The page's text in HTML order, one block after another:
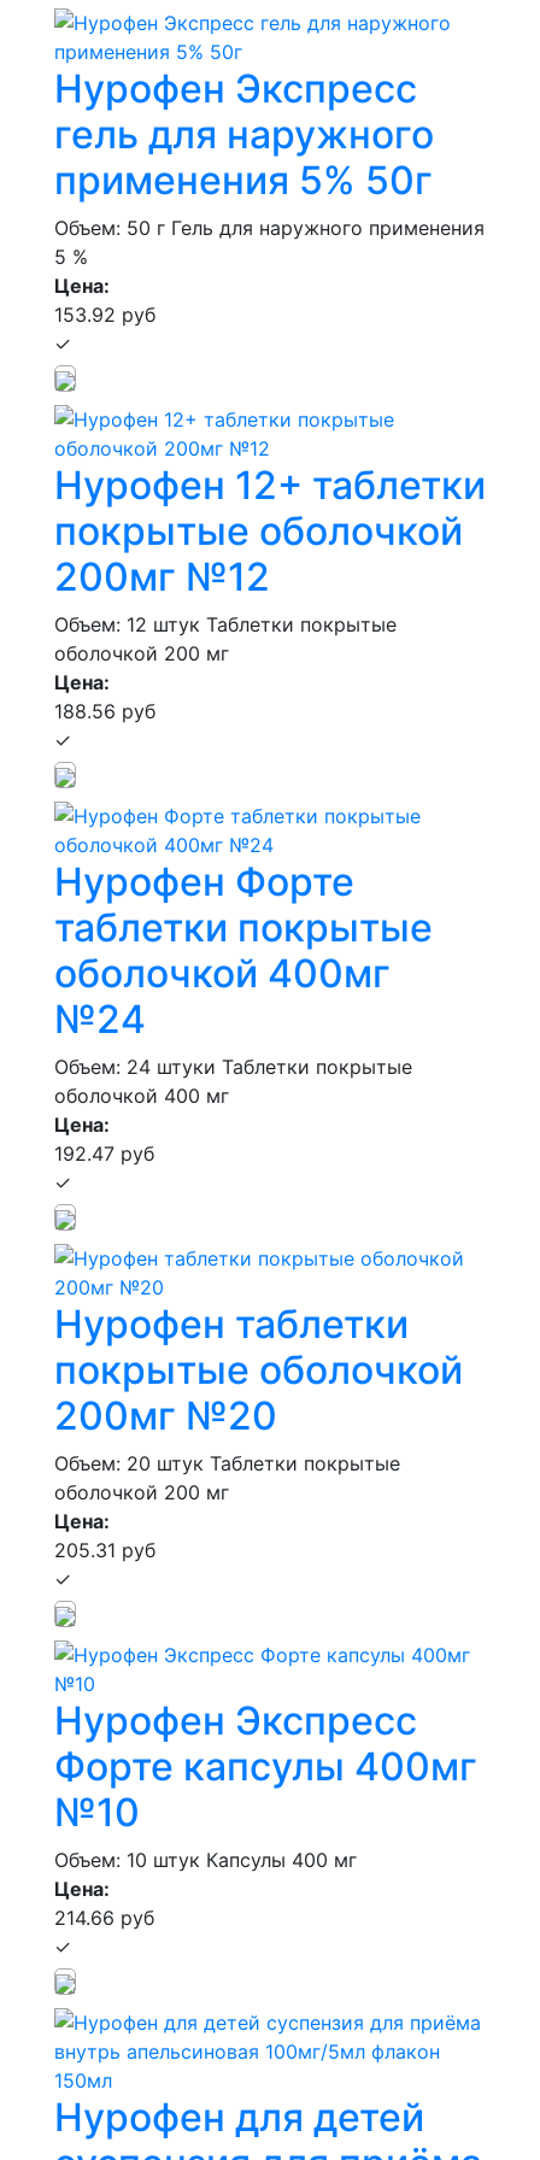
Нурофен Экспресс
гель для наружного
применения 5% 50г
Объем: 50 г Гель для наружного применения
5 %
Цена:
153.92 руб
✓
Нурофен 12+ таблетки
покрытые оболочкой
200мг №12
Объем: 12 штук Таблетки покрытые
оболочкой 200 мг
Цена:
188.56 руб
✓
Нурофен Форте
таблетки покрытые
оболочкой 400мг
№24
Объем: 24 штуки Таблетки покрытые
оболочкой 400 мг
Цена:
192.47 руб
✓
Нурофен таблетки
покрытые оболочкой
200мг №20
Объем: 20 штук Таблетки покрытые
оболочкой 200 мг
Цена:
205.31 руб
✓
Нурофен Экспресс
Форте капсулы 400мг
№10
Объем: 10 штук Капсулы 400 мг
Цена:
214.66 руб
✓
Нурофен для детей